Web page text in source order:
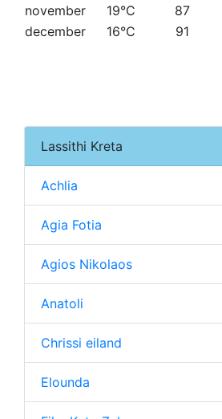
november
19°C 87
december
16°C 91
Lassithi Kreta
Achlia
Agia Fotia
Agios Nikolaos
Anatoli
Chrissi eiland
Elounda